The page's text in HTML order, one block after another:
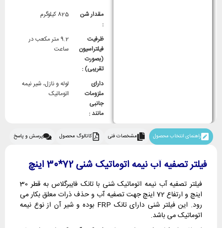
مقدار شن
:
825 کیلوگرم
ظرفیت
فیلتراسیون
(بصورت
تقریبی) :
9.2 متر مکعب در
ساعت
دارای
ملزومات
جانبی
مانند :
لوله و نازل، شیر نیمه
اتوماتیک
راهنمای انتخاب محصول مشخصات فنی کاتالوگ محصول پرسش و پاسخ
فیلتر تصفیه آب نیمه اتوماتیک شنی 72*30 اینچ
فیلتر تصفیه آب نیمه اتوماتیک شنی با تانک فایبرگلاس به قطر 30
اینچ و ارتفاع 72 اینچ جهت تصفیه آب و حذف ذرات معلق بکار می
رود. این فیلتر شنی دارای تانک FRP بوده و شیر آن از نوع نیمه
اتوماتیک می باشد.